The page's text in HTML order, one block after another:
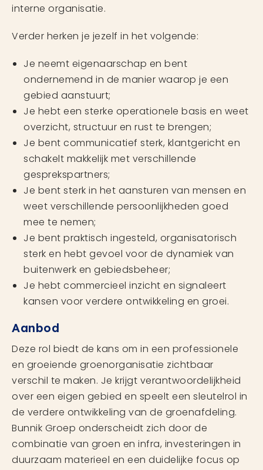
interne organisatie.
Verder herken je jezelf in het volgende:
Je neemt eigenaarschap en bent
ondernemend in de manier waarop je een
gebied aanstuurt;
Je hebt een sterke operationele basis en weet
overzicht, structuur en rust te brengen;
Je bent communicatief sterk, klantgericht en
schakelt makkelijk met verschillende
gesprekspartners;
Je bent sterk in het aansturen van mensen en
weet verschillende persoonlijkheden goed
mee te nemen;
Je bent praktisch ingesteld, organisatorisch
sterk en hebt gevoel voor de dynamiek van
buitenwerk en gebiedsbeheer;
Je hebt commercieel inzicht en signaleert
kansen voor verdere ontwikkeling en groei.
Aanbod
Deze rol biedt de kans om in een professionele
en groeiende groenorganisatie zichtbaar
verschil te maken. Je krijgt verantwoordelijkheid
over een eigen gebied en speelt een sleutelrol in
de verdere ontwikkeling van de groenafdeling.
Bunnik Groep onderscheidt zich door de
combinatie van groen en infra, investeringen in
duurzaam materieel en een duidelijke focus op